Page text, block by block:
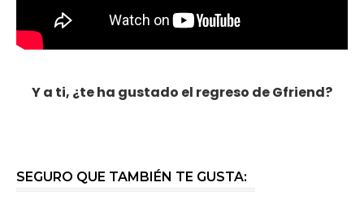
Y a ti, ¿te ha gustado el regreso de Gfriend?
SEGURO QUE TAMBIÉN TE GUSTA: